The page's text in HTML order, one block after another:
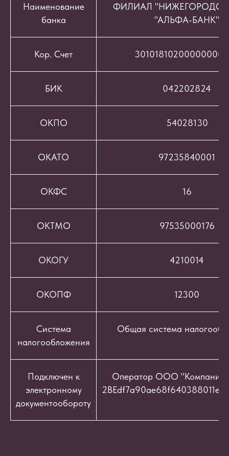
Наименование
банка
ФИЛИАЛ
"АЛЬФА-БАНК"
Кор. Счет
БИК 042202824
ОКПО 54028130
ОКАТО 97235840001
ОКФС 16
ОКТМО 97535000176
ОКОГУ 4210014
ОКОПФ 12300
Система
налогообложения
Общая система
Подключен к
электронному
документообороту
Оператор ООО "Компания